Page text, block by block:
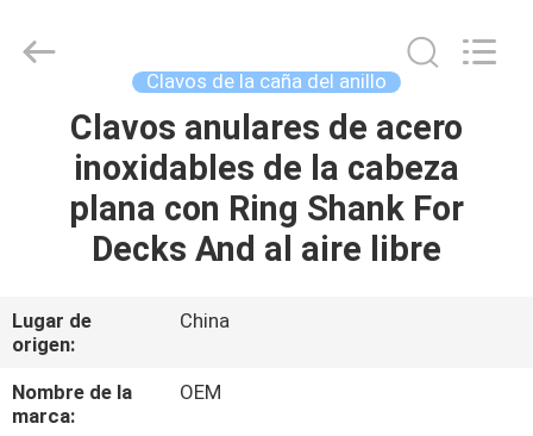
HOGAR
PRODUCTOS
NOSOTROS
VIAJE
Business
License.
Clavos de la caña del anillo
Clavos anulares de acero
inoxidables de la cabeza
plana con Ring Shank For
Decks And al aire libre
Lugar de
origen:
China
Nombre de la
marca:
OEM